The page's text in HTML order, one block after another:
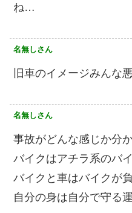
ね…
名無しさん
旧車のイメージみんな
名無しさん
事故がどんな感じか分
バイクはアチラ系のバイ
バイクと車はバイクが負
自分の身は自分で守る